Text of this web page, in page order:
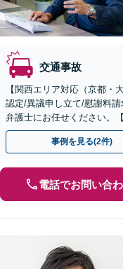
交通事故
【関西エリア対応（京都・
認定/異議申し立て/慰謝料
弁護士にお任せください。
事例を見る(2件)
電話でお問い合